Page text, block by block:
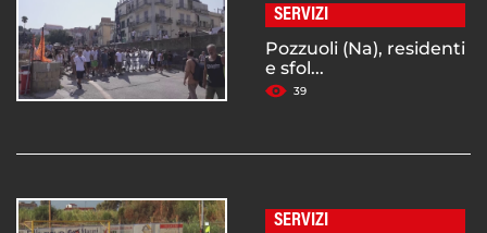
SERVIZI
Pozzuoli (Na), residenti
e sfol...
39
SERVIZI